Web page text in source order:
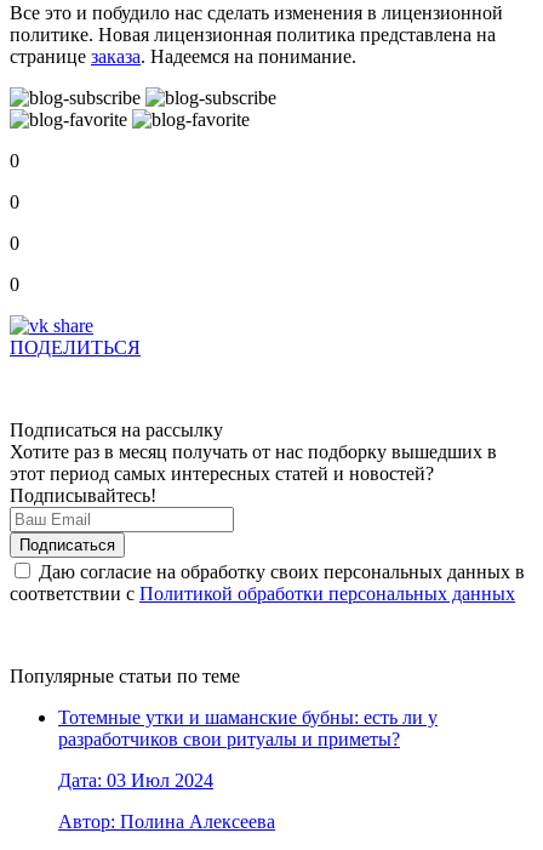
Все это и побудило нас сделать изменения в лицензионной
политике. Новая лицензионная политика представлена на
странице заказа. Надеемся на понимание.
0
0
0
0
ПОДЕЛИТЬСЯ
Подписаться на рассылку
Хотите раз в месяц получать от нас подборку вышедших в
этот период самых интересных статей и новостей?
Подписывайтесь!
Даю согласие на обработку своих персональных данных в
соответствии с Политикой обработки персональных данных
Популярные статьи по теме
Тотемные утки и шаманские бубны: есть ли у
разработчиков свои ритуалы и приметы?
Дата: 03 Июл 2024
Автор: Полина Алексеева